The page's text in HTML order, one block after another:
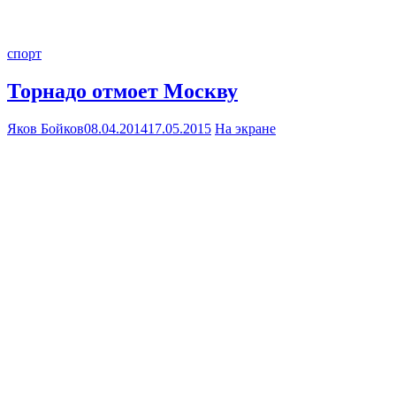
спорт
Торнадо отмоет Москву
Яков Бойков08.04.201417.05.2015 На экране